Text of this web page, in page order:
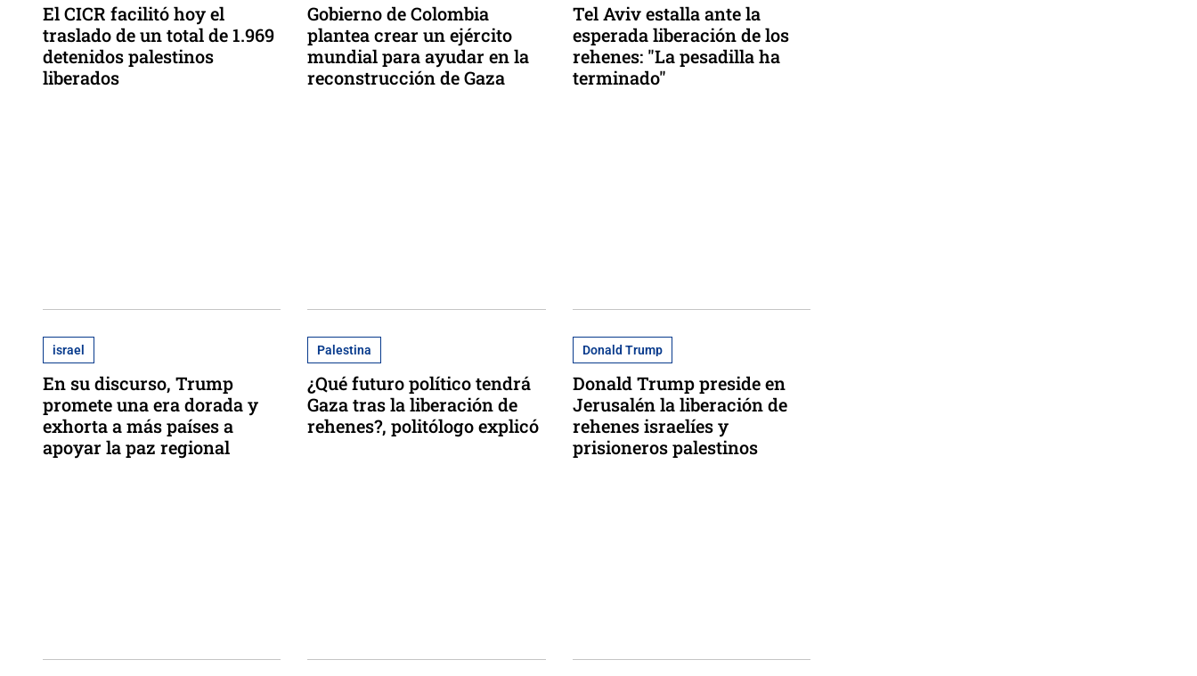
El CICR facilitó hoy el
traslado de un total de 1.969
detenidos palestinos
liberados
Gobierno de Colombia
plantea crear un ejército
mundial para ayudar en la
reconstrucción de Gaza
Tel Aviv estalla ante la
esperada liberación de los
rehenes: "La pesadilla ha
terminado"
israel
En su discurso, Trump
promete una era dorada y
exhorta a más países a
apoyar la paz regional
Palestina
¿Qué futuro político tendrá
Gaza tras la liberación de
rehenes?, politólogo explicó
Donald Trump
Donald Trump preside en
Jerusalén la liberación de
rehenes israelíes y
prisioneros palestinos